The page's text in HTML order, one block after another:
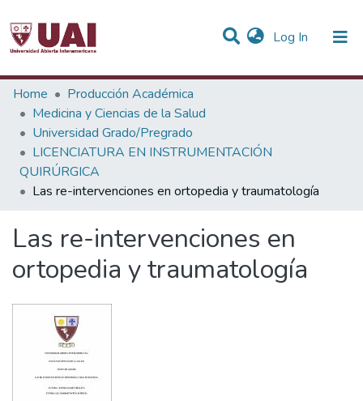
Log In (current)
Statistics
Communities & Collections
All of DSpace
Home
Producción Académica
Medicina y Ciencias de la Salud
Universidad Grado/Pregrado
LICENCIATURA EN INSTRUMENTACIÓN
QUIRÚRGICA
Las re-intervenciones en ortopedia y traumatología
Las re-intervenciones en
ortopedia y traumatología